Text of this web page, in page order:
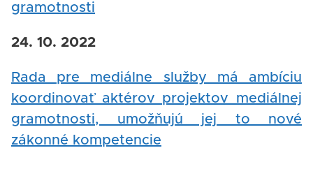
gramotnosti
24. 10. 2022
Rada pre mediálne služby má ambíciu
koordinovať aktérov projektov mediálnej
gramotnosti, umožňujú jej to nové
zákonné kompetencie